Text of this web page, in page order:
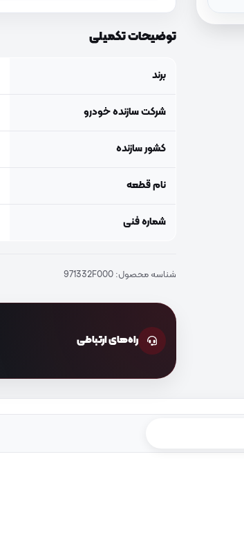
توضیحات تکمیلی
برند
شرکت سازنده خودرو
کشور سازنده
نام قطعه
شماره فنی
شناسه محصول:971332F000
راه‌های ارتباطی